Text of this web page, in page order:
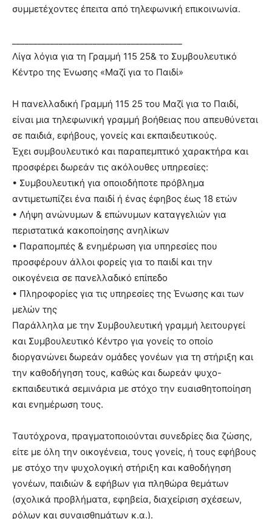
συμμετέχοντες έπειτα από τηλεφωνική επικοινωνία.
Λίγα λόγια για τη Γραμμή 115 25& το Συμβουλευτικό
Κέντρο της Ένωσης «Μαζί για το Παιδί»
Η πανελλαδική Γραμμή 115 25 του Μαζί για το Παιδί,
είναι μια τηλεφωνική γραμμή βοήθειας που απευθύνεται
σε παιδιά, εφήβους, γονείς και εκπαιδευτικούς.
Έχει συμβουλευτικό και παραπεμπτικό χαρακτήρα και
προσφέρει δωρεάν τις ακόλουθες υπηρεσίες:
• Συμβουλευτική για οποιοδήποτε πρόβλημα
αντιμετωπίζει ένα παιδί ή ένας έφηβος έως 18 ετών
• Λήψη ανώνυμων & επώνυμων καταγγελιών για
περιστατικά κακοποίησης ανηλίκων
• Παραπομπές & ενημέρωση για υπηρεσίες που
προσφέρουν άλλοι φορείς για το παιδί και την
οικογένεια σε πανελλαδικό επίπεδο
• Πληροφορίες για τις υπηρεσίες της Ένωσης και των
μελών της
Παράλληλα με την Συμβουλευτική γραμμή λειτουργεί
και Συμβουλευτικό Κέντρο για γονείς το οποίο
διοργανώνει δωρεάν ομάδες γονέων για τη στήριξη και
την καθοδήγηση τους, καθώς και δωρεάν ψυχο-
εκπαιδευτικά σεμινάρια με στόχο την ευαισθητοποίηση
και ενημέρωση τους.
Ταυτόχρονα, πραγματοποιούνται συνεδρίες δια ζώσης,
είτε με όλη την οικογένεια, τους γονείς, ή τους εφήβους
με στόχο την ψυχολογική στήριξη και καθοδήγηση
γονέων, παιδιών & εφήβων για πληθώρα θεμάτων
(σχολικά προβλήματα, εφηβεία, διαχείριση σχέσεων,
ρόλων και συναισθημάτων κ.α.).